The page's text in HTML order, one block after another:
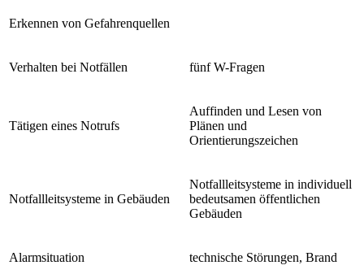
Erkennen von Gefahrenquellen
Verhalten bei Notfällen fünf W-Fragen
Tätigen eines Notrufs
Auffinden und Lesen von
Plänen und
Orientierungszeichen
Notfallleitsysteme in Gebäuden
Notfallleitsysteme in individuell
bedeutsamen öffentlichen
Gebäuden
Alarmsituation technische Störungen, Brand